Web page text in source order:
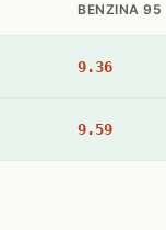
BENZINA 95
9.36
9.59